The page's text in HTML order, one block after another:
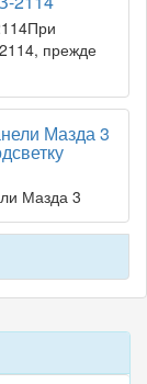
прежде
Мазда 3
Мазда 3